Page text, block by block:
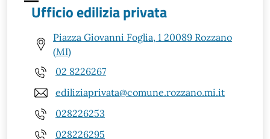
Ufficio edilizia privata
Piazza Giovanni Foglia, 1 20089 Rozzano
(MI)
02 8226267
ediliziaprivata@comune.rozzano.mi.it
028226253
028226295